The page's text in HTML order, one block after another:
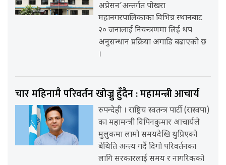
अप्रेसन’अन्तर्गत पोखरा
महानगरपालिकाका विभिन्न स्थानबाट
२० जनालाई नियन्त्रणमा लिई थप
अनुसन्धान प्रक्रिया अगाडि बढाएको छ
।
चार महिनामै परिवर्तन खोज्नु हुँदैन : महामन्त्री आचार्य
रुपन्देही । राष्ट्रिय स्वतन्त्र पार्टी (रास्वपा)
का महामन्त्री विपिनकुमार आचार्यले
मुलुकमा लामो समयदेखि थुप्रिएको
बेथिति अन्त्य गर्दै दिगो परिवर्तनका
लागि सरकारलाई समय र नागरिकको